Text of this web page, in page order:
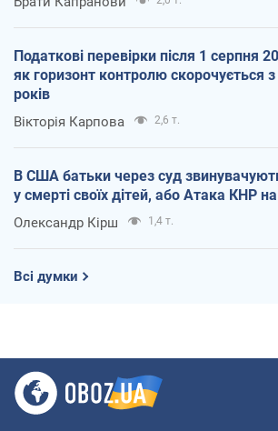
Податкові перевірки після 1 серпня
як горизонт контролю скорочується
років
Вікторія Карпова 2,6 т.
В США батьки через суд
у смерті своїх дітей, або Атака КНР
Олександр Кірш 1,4 т.
Всі думки